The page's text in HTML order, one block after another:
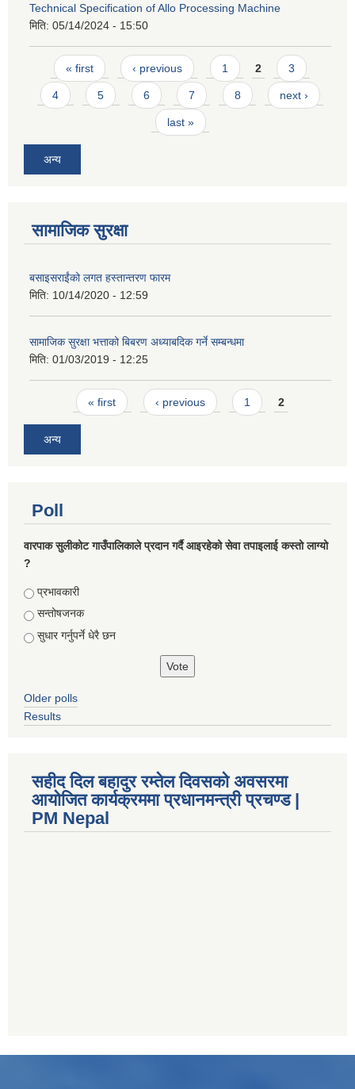
Technical Specification of Allo Processing Machine
मिति: 05/14/2024 - 15:50
Pages
« first ‹ previous 1 2 3
4 5 6 7 8 next ›
last »
अन्य
सामाजिक सुरक्षा
बसाइसराईंको लगत हस्तान्तरण फारम
मिति: 10/14/2020 - 12:59
सामाजिक सुरक्षा भत्ताको बिबरण अध्याबदिक गर्ने सम्बन्धमा
मिति: 01/03/2019 - 12:25
Pages« first ‹ previous 1 2
अन्य
Poll
वारपाक सुलीकोट गाउँपालिकाले प्रदान गर्दै आइरहेको सेवा तपाइलाई कस्तो लाग्यो
?
Choices
प्रभावकारी
सन्तोषजनक
सुधार गर्नुपर्ने धेरै छन
Older polls
Results
सहीद दिल बहादुर रम्तेल दिवसको अवसरमा
आयोजित कार्यक्रममा प्रधानमन्त्री प्रचण्ड |
PM Nepal